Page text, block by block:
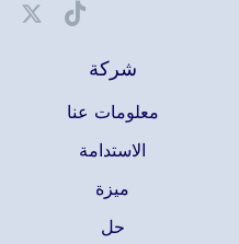
شركة
معلومات عنا
الاستدامة
ميزة
حل